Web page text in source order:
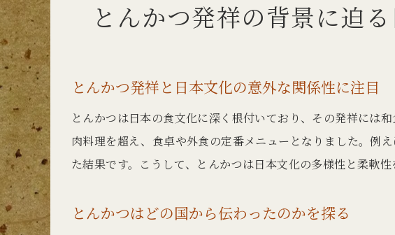
カツレツ
と
と
カ
と
とんかつ発祥の背景に迫
とんかつ発祥と日本文化の意外な関係性に注目
とんかつは日本の食文化に深く根付いており、その発祥には
肉料理を超え、食卓や外食の定番メニューとなりました。例
た結果です。こうして、とんかつは日本文化の多様性と柔軟性
とんかつはどの国から伝わったのかを探る